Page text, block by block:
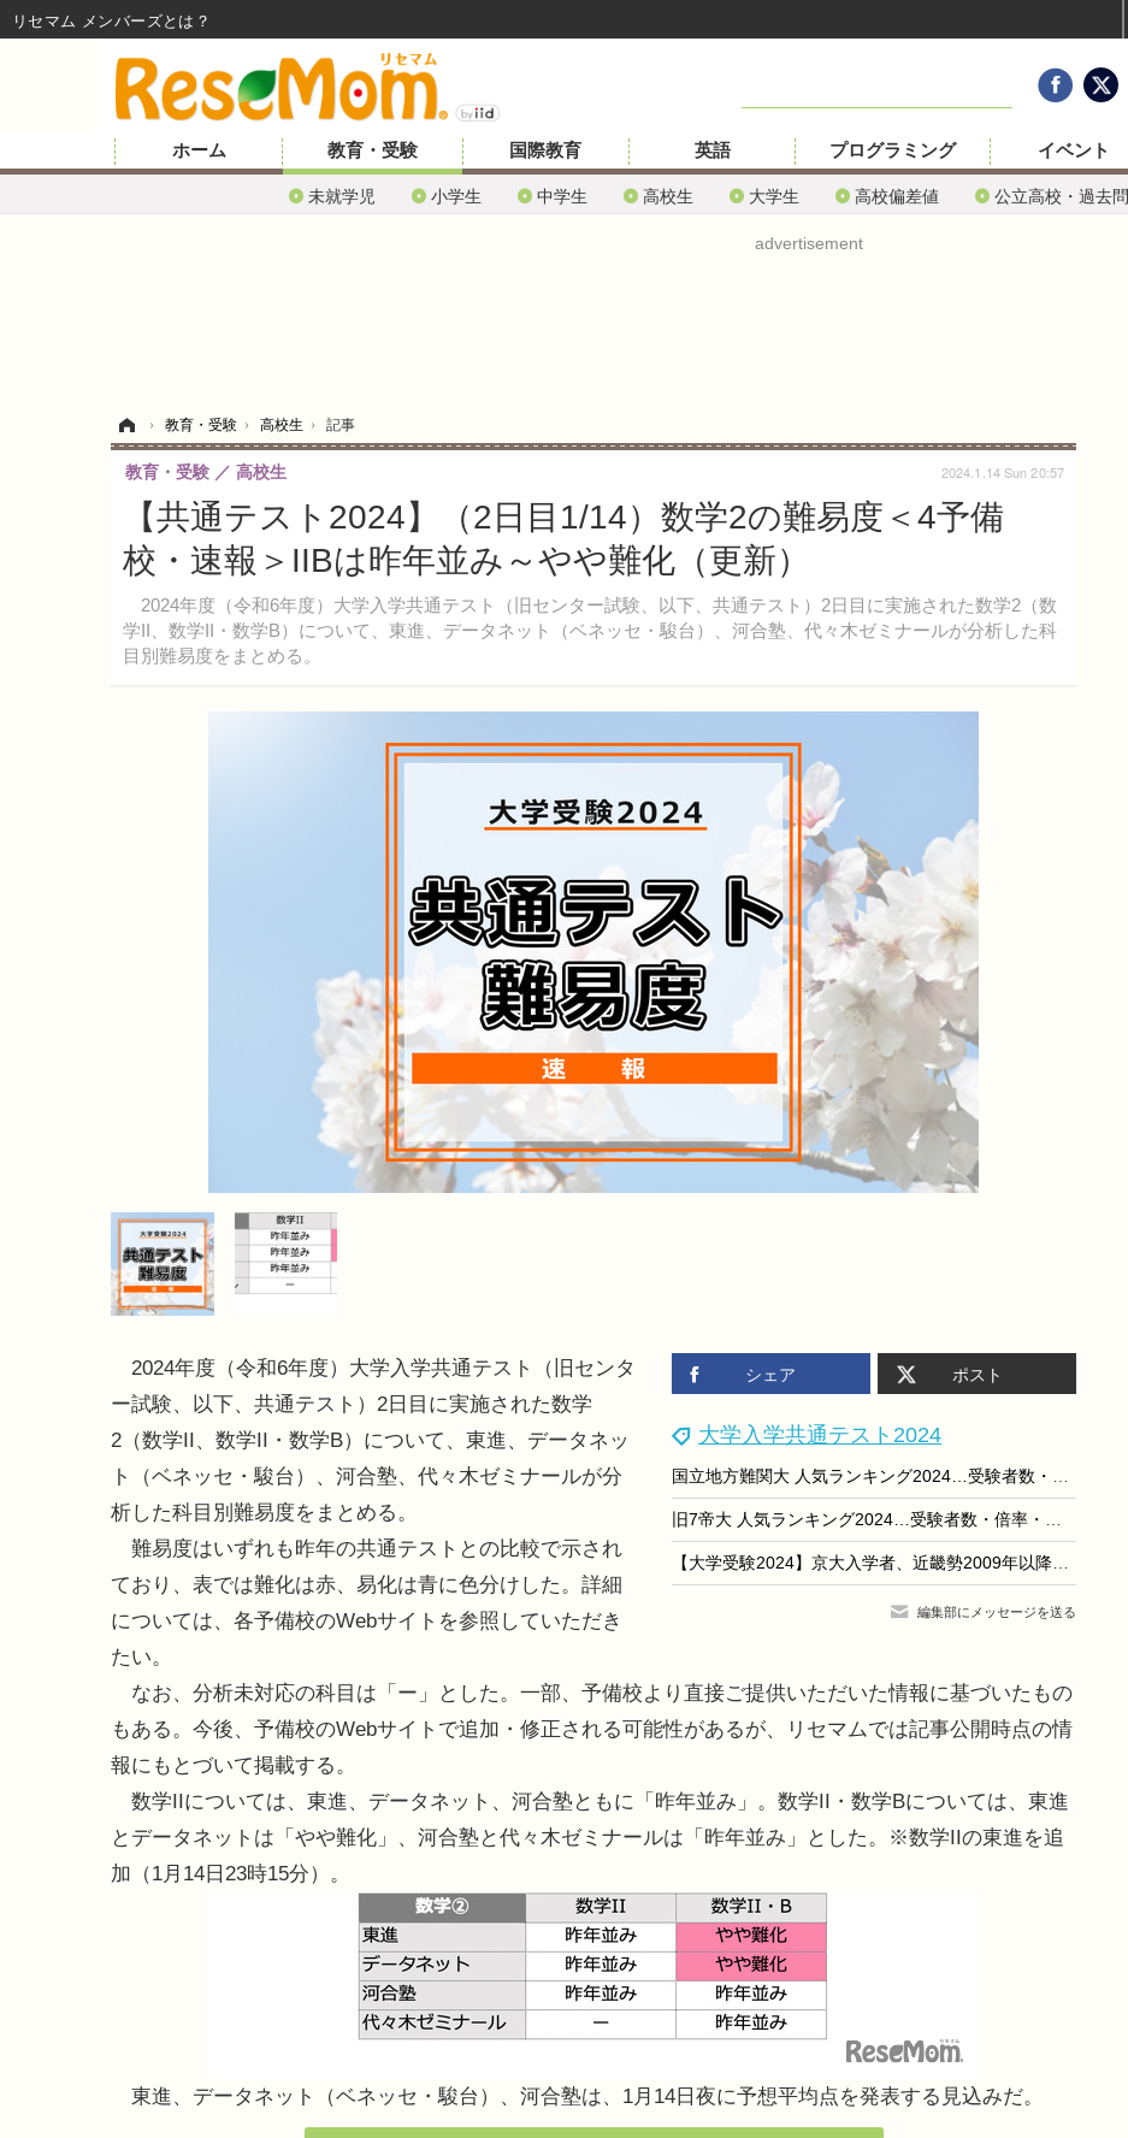
ホーム 教育・受験
未就学児 小学生 中学生 高校生 大学生 高校偏差値 公立高校・過去問
国際教育 英語 プログラミング イベント
advertisement
› 教育・受験 › 高校生 › 記事
【共通テスト2024】（2日目1/14）数学2の難易度＜4予備
校・速報＞IIBは昨年並み～やや難化（更新）
2024年度（令和6年度）大学入学共通テスト（旧センター試験、以下、共通テスト）2日目に実施された数学2（数
学II、数学II・数学B）について、東進、データネット（ベネッセ・駿台）、河合塾、代々木ゼミナールが分析した科
目別難易度をまとめる。
教育・受験 高校生 2024.1.14 Sun 20:57
シェア ポスト
大学入学共通テスト2024
国立地方難関大 人気ランキング2024…受験者数・倍率・辞退率
旧7帝大 人気ランキング2024…受験者数・倍率・入学辞退率
【大学受験2024】京大入学者、近畿勢2009年以降の最低値に
編集部にメッセージを送る
2024年度（令和6年度）大学入学共通テスト（旧センタ
ー試験、以下、共通テスト）2日目に実施された数学
2（数学II、数学II・数学B）について、東進、データネッ
ト（ベネッセ・駿台）、河合塾、代々木ゼミナールが分
析した科目別難易度をまとめる。
難易度はいずれも昨年の共通テストとの比較で示され
ており、表では難化は赤、易化は青に色分けした。詳細
については、各予備校のWebサイトを参照していただき
たい。
なお、分析未対応の科目は「ー」とした。一部、予備校より直接ご提供いただいた情報に基づいたもの
もある。今後、予備校のWebサイトで追加・修正される可能性があるが、リセマムでは記事公開時点の情
報にもとづいて掲載する。
数学IIについては、東進、データネット、河合塾ともに「昨年並み」。数学II・数学Bについては、東進
とデータネットは「やや難化」、河合塾と代々木ゼミナールは「昨年並み」とした。
※数学IIの東進を追
加（1月14日23時15分）。
東進、データネット（ベネッセ・駿台）、河合塾は、1月14日夜に予想平均点を発表する見込みだ。
リセマム メンバーズ